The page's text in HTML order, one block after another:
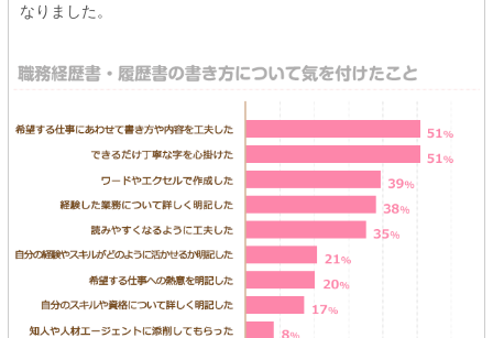
なりました。